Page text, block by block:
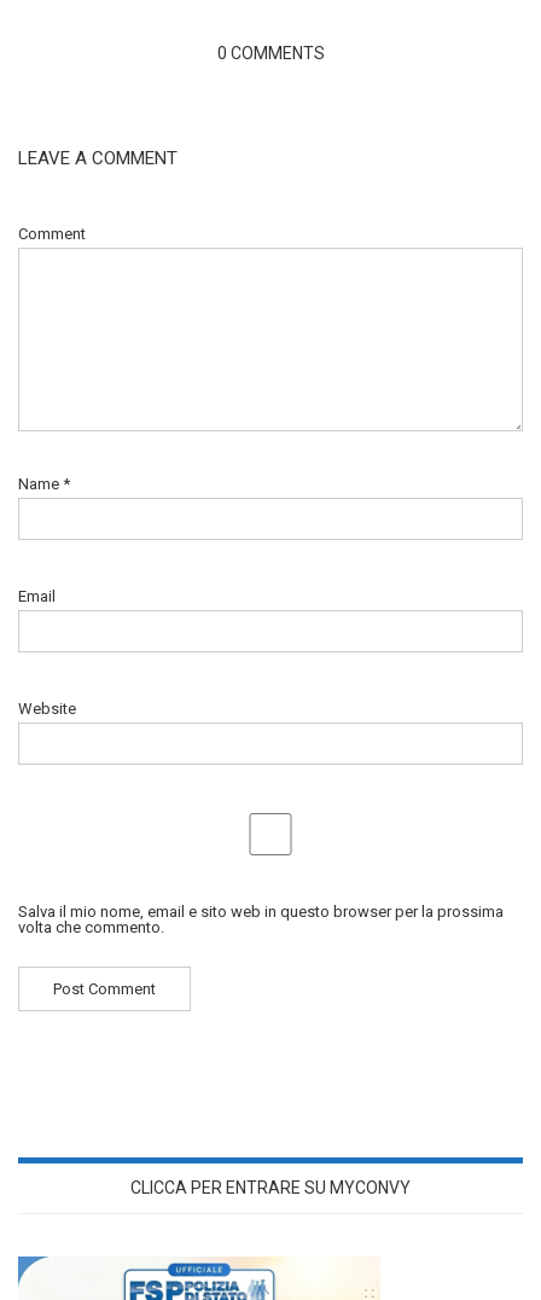
0 COMMENTS
LEAVE A COMMENT
Comment
Name *
Email
Website
Salva il mio nome, email e sito web in questo browser per la prossima
volta che commento.
CLICCA PER ENTRARE SU MYCONVY